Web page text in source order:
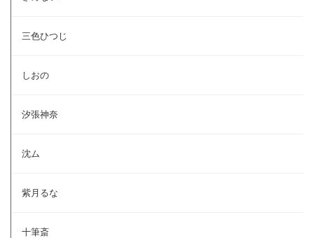
三色ひつじ
しおの
汐張神奈
沈ム
紫月るな
十筆斎